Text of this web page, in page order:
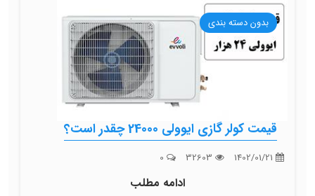
بدون دسته بندی
قیمت کولر گازی ایوولی 24000 چقدر است؟
ادامه مطلب